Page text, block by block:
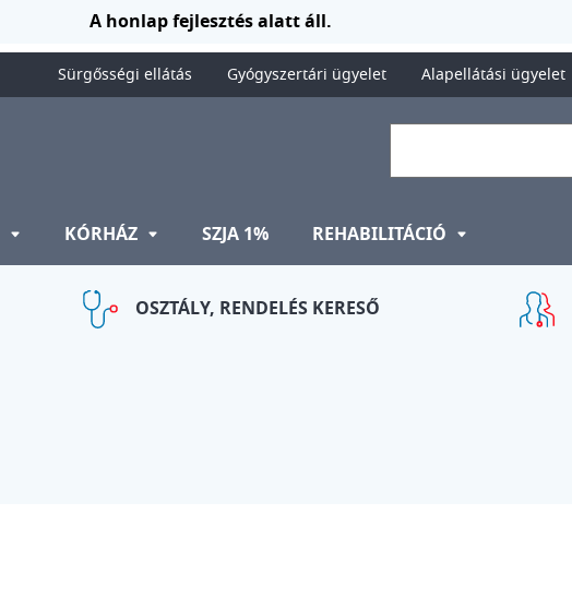
A honlap fejlesztés alatt áll.
Sürgősségi ellátás Gyógyszertári ügyelet Alapellátási ügyelet
KÓRHÁZ SZJA 1% REHABILITÁCIÓ
OSZTÁLY, RENDELÉS KERESŐ